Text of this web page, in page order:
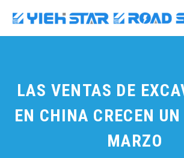
LAS VENTAS DE
EN CHINA CRECEN
MARZO